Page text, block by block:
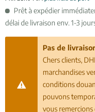
Prêt à expédier
délai de livraison env. 1-3
Pas de
Chers clients,
marchandises
conditions
pouvons
vous